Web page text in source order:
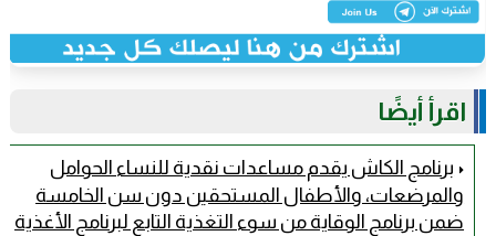
اقرأ أيضًا
برنامج الكاش يقدم مساعدات نقدية للنساء الحوامل
والمرضعات، والأطفال المستحقين دون سن الخامسة
ضمن برنامج الوقاية من سوء التغذية التابع لبرنامج الأغذية